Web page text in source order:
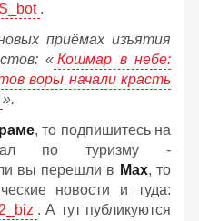
.
приёмах изъятия
« Кошмар в небе:
воры начали красть
».
, то подпишитесь на
по туризму -
вы перешли в Мах, то
новости и туда:
. А тут публикуются